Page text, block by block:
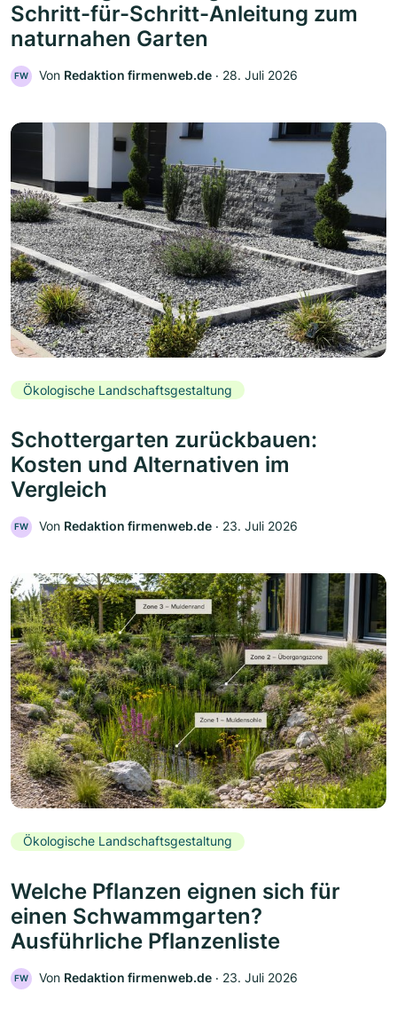
Schritt-für-Schritt-Anleitung zum
naturnahen Garten
FW Von Redaktion firmenweb.de ‧ 28. Juli 2026
Ökologische Landschaftsgestaltung
Schottergarten zurückbauen:
Kosten und Alternativen im
Vergleich
FW Von Redaktion firmenweb.de ‧ 23. Juli 2026
Ökologische Landschaftsgestaltung
Welche Pflanzen eignen sich für
einen Schwammgarten?
Ausführliche Pflanzenliste
FW Von Redaktion firmenweb.de ‧ 23. Juli 2026